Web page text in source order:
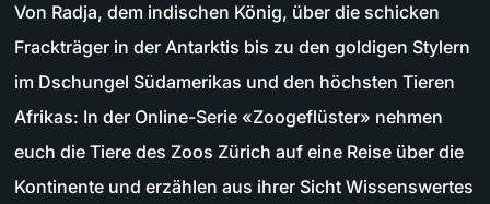
Von Radja, dem indischen König, über die schicken
Frackträger in der Antarktis bis zu den goldigen Stylern
im Dschungel Südamerikas und den höchsten Tieren
Afrikas: In der Online-Serie «Zoogeflüster» nehmen
euch die Tiere des Zoos Zürich auf eine Reise über die
Kontinente und erzählen aus ihrer Sicht Wissenswertes